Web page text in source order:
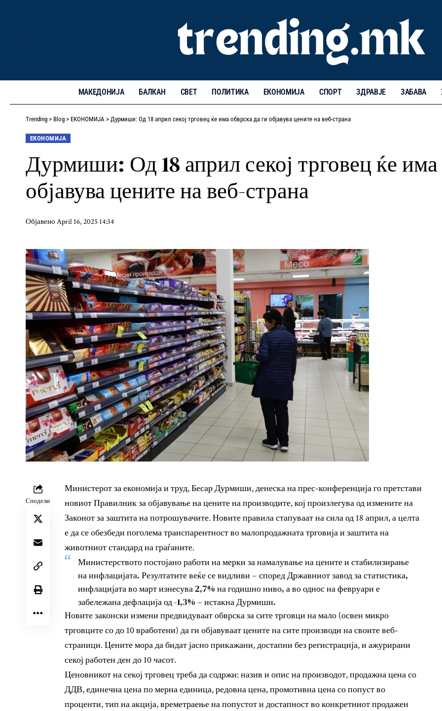
МАКЕДОНИЈА БАЛКАН СВЕТ ПОЛИТИКА ЕКОНОМИЈА СПОРТ ЗДРАВЈЕ ЗАБАВА
Trending > Blog > ЕКОНОМИЈА > Дурмиши: Од 18 април секој трговец ќе има обврска да ги објавува цените на веб-страна
ЕКОНОМИЈА
Дурмиши: Од 18 април секој трговец ќе има
објавува цените на веб-страна
Објавено April 16, 2025 14:34
Сподели
Министерот за економија и труд, Бесар Дурмиши, денеска на прес-конференција го претстави
новиот Правилник за објавување на цените на производите, кој произлегува од измените на
Законот за заштита на потрошувачите. Новите правила стапуваат на сила од 18 април, а целта
е да се обезбеди поголема транспарентност во малопродажната трговија и заштита на
животниот стандард на граѓаните.
Министерството постојано работи на мерки за намалување на цените и стабилизирање
на инфлацијата. Резултатите веќе се видливи – според Државниот завод за статистика,
инфлацијата во март изнесува 2,7% на годишно ниво, а во однос на февруари е
забележана дефлација од -1,3% – истакна Дурмиши.
Новите законски измени предвидуваат обврска за сите трговци на мало (освен микро
трговците со до 10 вработени) да ги објавуваат цените на сите производи на своите веб-
страници. Цените мора да бидат јасно прикажани, достапни без регистрација, и ажурирани
секој работен ден до 10 часот.
Ценовникот на секој трговец треба да содржи: назив и опис на производот, продажна цена со
ДДВ, единечна цена по мерна единица, редовна цена, промотивна цена со попуст во
проценти, тип на акција, времетраење на попустот и достапност во конкретниот продажен